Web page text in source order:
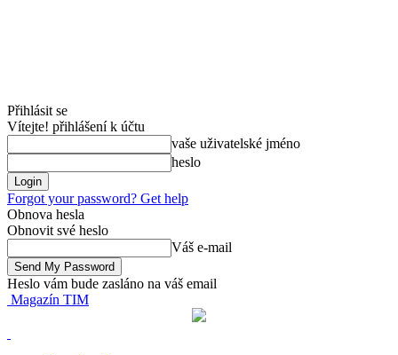
Přihlásit se
Vítejte! přihlášení k účtu
vaše uživatelské jméno
heslo
Forgot your password? Get help
Obnova hesla
Obnovit své heslo
Váš e-mail
Heslo vám bude zasláno na váš email
Magazín TIM